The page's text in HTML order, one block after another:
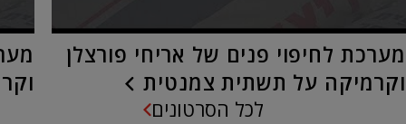
מערכת לחיפוי פנים של אריחי פורצלן
וקרמיקה על תשתית צמנטית
לכל הסרטונים